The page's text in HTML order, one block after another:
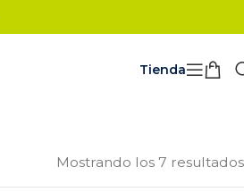
Tienda
Mostrando los 7 resultados